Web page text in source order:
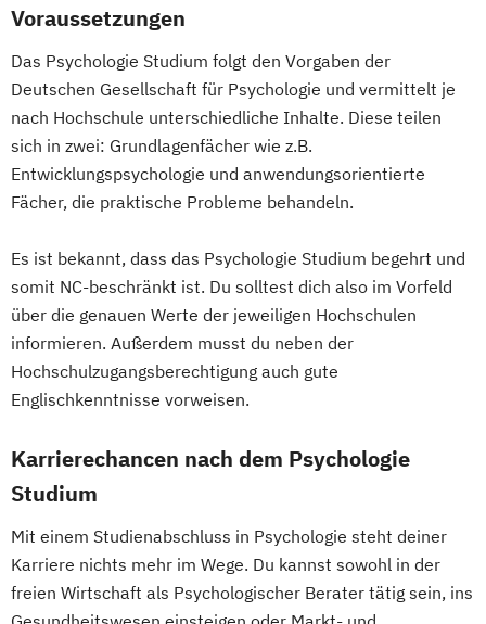
Voraussetzungen
Das Psychologie Studium folgt den Vorgaben der
Deutschen Gesellschaft für Psychologie und vermittelt je
nach Hochschule unterschiedliche Inhalte. Diese teilen
sich in zwei: Grundlagenfächer wie z.B.
Entwicklungspsychologie und anwendungsorientierte
Fächer, die praktische Probleme behandeln.
Es ist bekannt, dass das Psychologie Studium begehrt und
somit NC-beschränkt ist. Du solltest dich also im Vorfeld
über die genauen Werte der jeweiligen Hochschulen
informieren. Außerdem musst du neben der
Hochschulzugangsberechtigung auch gute
Englischkenntnisse vorweisen.
Karrierechancen nach dem Psychologie
Studium
Mit einem Studienabschluss in Psychologie steht deiner
Karriere nichts mehr im Wege. Du kannst sowohl in der
freien Wirtschaft als Psychologischer Berater tätig sein, ins